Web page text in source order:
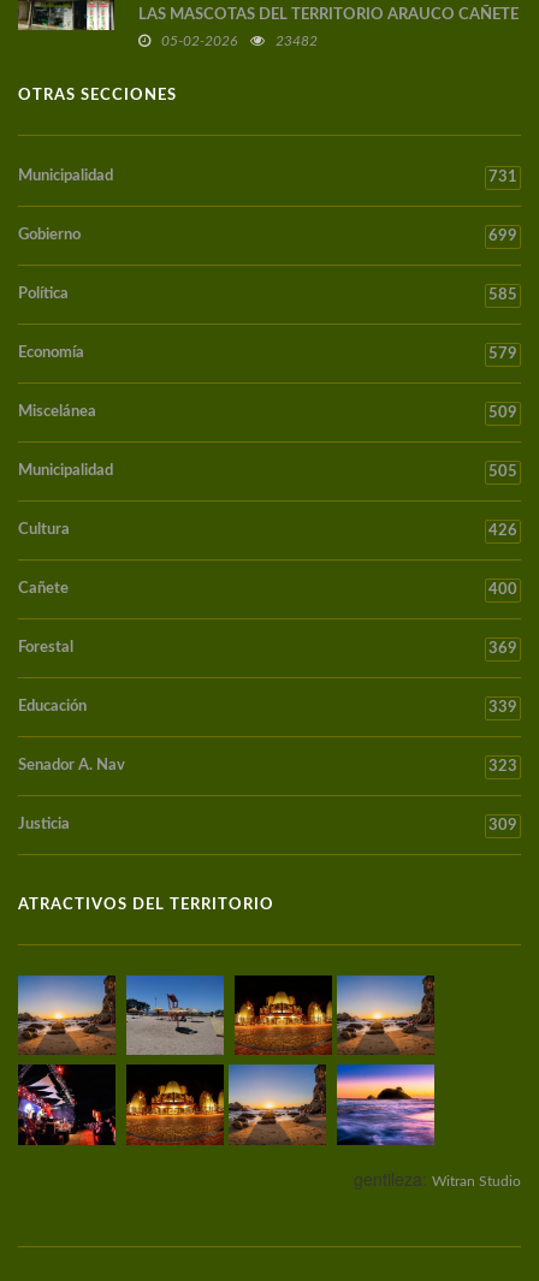
LAS MASCOTAS DEL TERRITORIO ARAUCO CAÑETE
05-02-2026 23482
OTRAS SECCIONES
Municipalidad 731
Gobierno 699
Política 585
Economía 579
Miscelánea 509
Municipalidad 505
Cultura 426
Cañete 400
Forestal 369
Educación 339
Senador A. Nav 323
Justicia 309
ATRACTIVOS DEL TERRITORIO
gentileza: Witran Studio